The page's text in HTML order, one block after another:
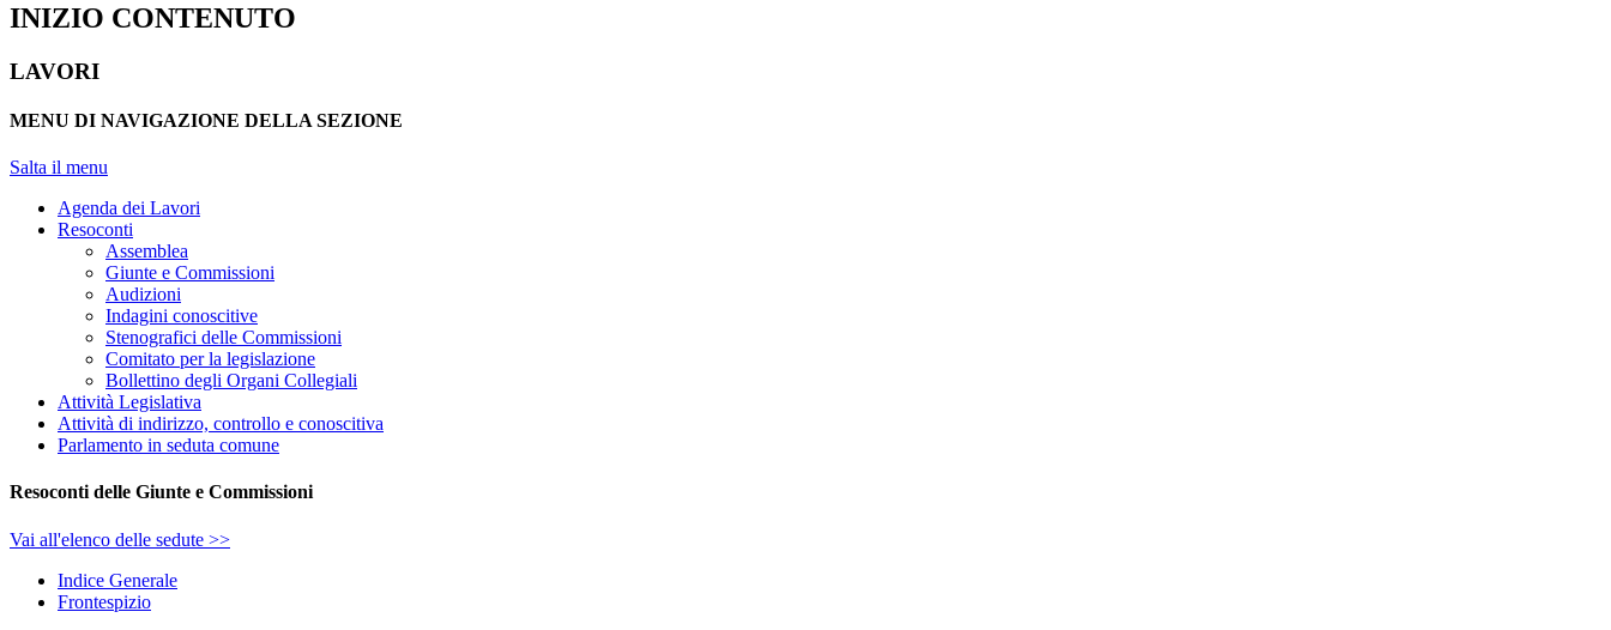
INIZIO CONTENUTO
LAVORI
MENU DI NAVIGAZIONE DELLA SEZIONE
Salta il menu
Agenda dei Lavori
Resoconti
Assemblea
Giunte e Commissioni
Audizioni
Indagini conoscitive
Stenografici delle Commissioni
Comitato per la legislazione
Bollettino degli Organi Collegiali
Attività Legislativa
Attività di indirizzo, controllo e conoscitiva
Parlamento in seduta comune
Resoconti delle Giunte e Commissioni
Vai all'elenco delle sedute >>
Indice Generale
Frontespizio